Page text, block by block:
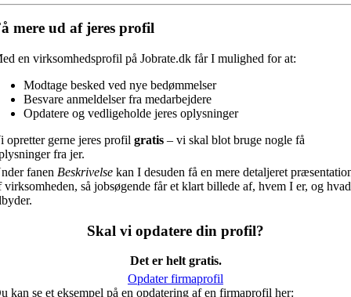
mere ud af jeres profil
en virksomhedsprofil på Jobrate.dk får I mulighed for at:
Modtage besked ved nye bedømmelser
Besvare anmeldelser fra medarbejdere
Opdatere og vedligeholde jeres oplysninger
opretter gerne jeres profilgratis – vi skal blot bruge nogle få
fra jer.
fanen Beskrivelse kan I desuden få en mere detaljeret
virksomheden, så jobsøgende får et klart billede af, hvem I er, og
Skal vi opdatere din profil?
Det er helt gratis.
Opdater firmaprofil
kan se et eksempel på en opdatering af en firmaprofil her: